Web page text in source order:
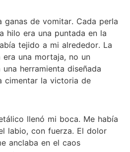
ganas de vomitar. Cada perla
hilo era una puntada en la
tejido a mi alrededor. La
era una mortaja, no un
herramienta diseñada
cimentar la victoria de
llenó mi boca. Me había
labio, con fuerza. El dolor
anclaba en el caos